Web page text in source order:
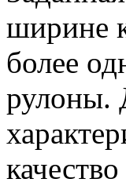
ширине
более
рулоны.